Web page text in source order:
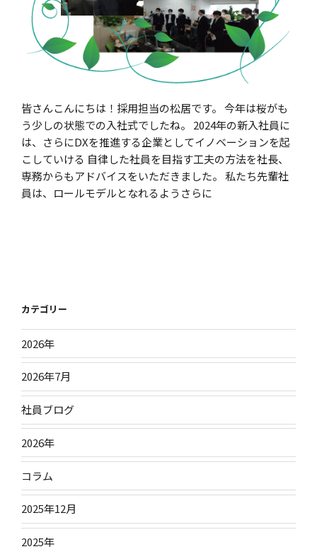
皆さんこんにちは！採用担当の松居です。 今年は桜がも
う少しの状態での入社式でしたね。 2024年の新入社員に
は、さらにDXを推進する企業としてイノベーションを起
こしていける 自律した社員を目指す工夫の方法を社長、
専務からもアドバイスをいただきました。 私たち先輩社
員は、ロールモデルとなれるようさらに
カテゴリー
2026年
2026年7月
社員ブログ
2026年
コラム
2025年12月
2025年